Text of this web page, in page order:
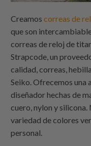
Creamoscorreas de
que son
correas de reloj de
Strapcode , un
calidad, correas,
Seiko. Ofrecemos una
diseñador hechas de
cuero, nylon y
variedad de colores
personal.